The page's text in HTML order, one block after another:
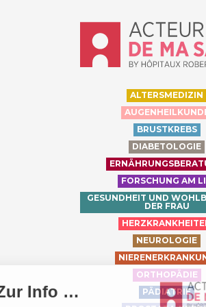
Accueil - Acteur de
ALTERSMEDIZIN
BRUSTKREBS
DIABETOLOGIE
FORSCHUNG AM
GESUNDHEIT UND
DER FRAU
NEUROLOGIE
ORTHOPÄDIE
PÄDIATRIE